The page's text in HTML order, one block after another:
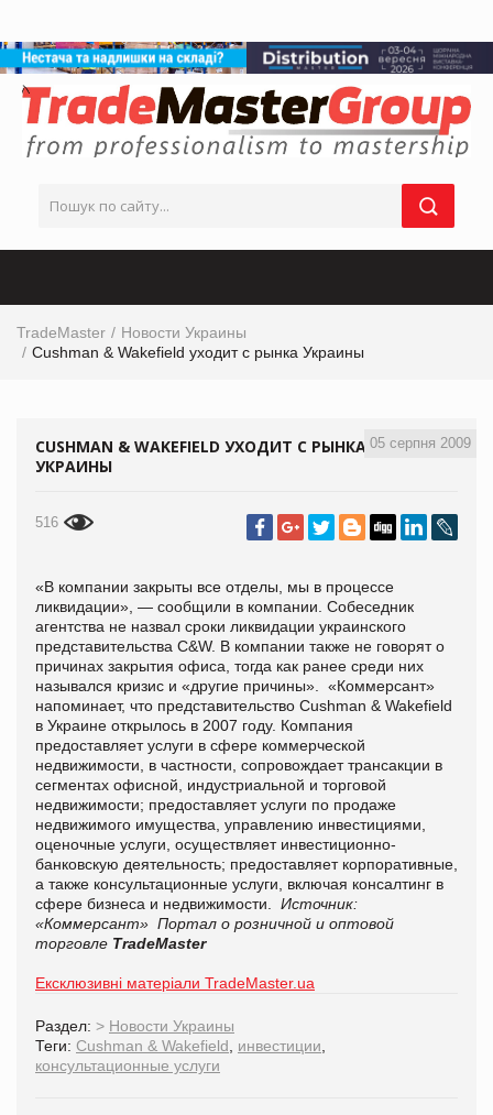
TradeMaster
Новости Украины
Cushman & Wakefield уходит с рынка Украины
05 серпня 2009
CUSHMAN & WAKEFIELD УХОДИТ С РЫНКА
УКРАИНЫ
516
«В компании закрыты все отделы, мы в процессе
ликвидации», — сообщили в компании. Собеседник
агентства не назвал сроки ликвидации украинского
представительства C&W. В компании также не говорят о
причинах закрытия офиса, тогда как ранее среди них
назывался кризис и «другие причины». «Коммерсант»
напоминает, что представительство Cushman & Wakefield
в Украине открылось в 2007 году. Компания
предоставляет услуги в сфере коммерческой
недвижимости, в частности, сопровождает трансакции в
сегментах офисной, индустриальной и торговой
недвижимости; предоставляет услуги по продаже
недвижимого имущества, управлению инвестициями,
оценочные услуги, осуществляет инвестиционно-
банковскую деятельность; предоставляет корпоративные,
а также консультационные услуги, включая консалтинг в
сфере бизнеса и недвижимости. Источник:
«Коммерсант» Портал о розничной и оптовой
торговле TradeMaster
Ексклюзивні матеріали TradeMaster.ua
Раздел: > Новости Украины
Теги: Cushman & Wakefield инвестиции
консультационные услуги